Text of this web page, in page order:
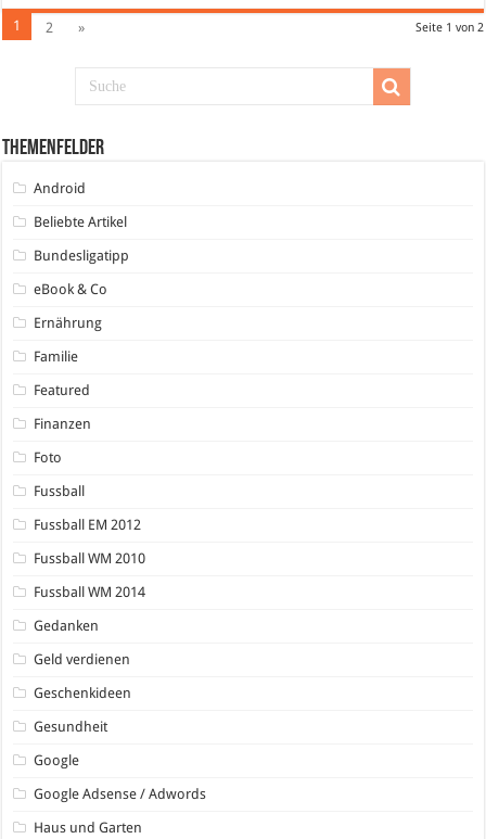
Seite 1 von 2
1 2 »
Themenfelder
Android
Beliebte Artikel
Bundesligatipp
eBook & Co
Ernährung
Familie
Featured
Finanzen
Foto
Fussball
Fussball EM 2012
Fussball WM 2010
Fussball WM 2014
Gedanken
Geld verdienen
Geschenkideen
Gesundheit
Google
Google Adsense / Adwords
Haus und Garten